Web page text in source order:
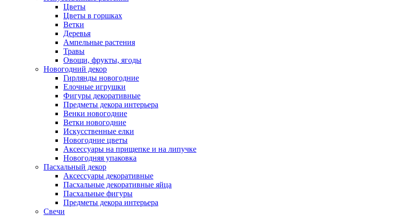
Цветы
Цветы в горшках
Ветки
Деревья
Ампельные растения
Травы
Овощи, фрукты, ягоды
Новогодний декор
Гирлянды новогодние
Елочные игрушки
Фигуры декоративные
Предметы декора интерьера
Венки новогодние
Ветки новогодние
Искусственные елки
Новогодние цветы
Аксессуары на прищепке и на липучке
Новогодняя упаковка
Пасхальный декор
Аксессуары декоративные
Пасхальные декоративные яйца
Пасхальные фигуры
Предметы декора интерьера
Свечи